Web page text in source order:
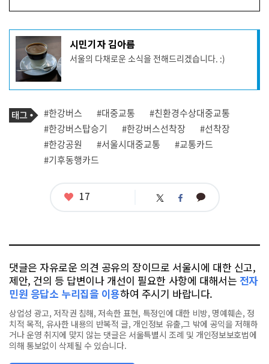
기
사
작
성
자
프
필
시민기자 김아름
서울의 다채로운 소식을 전해드리겠습니다. :)
기
사
관
련
태
그
태
그
#한강버스 #대중교통
#친환경수상대중교통
#한강버스탑승기
#한강버스선착장
#선착장
#한강공원
#서울시대중교통
#교통카드
#기후동행카드
좋
17 트 페 카
댓글은 자유로운 의견 공유의 장이므로 서울시에 대한 신고,
제안, 건의 등 답변이나 개선이 필요한 사항에 대해서는 전자
민원 응답소 누리집을 이용하여 주시기 바랍니다.
상업성 광고, 저작권 침해, 저속한 표현, 특정인에 대한 비방, 명예훼손, 정
치적 목적, 유사한 내용의 반복적 글, 개인정보 유출,그 밖에 공익을 저해하
거나 운영 취지에 맞지 않는 댓글은 서울특별시 조례 및 개인정보보호법에
의해 통보없이 삭제될 수 있습니다.